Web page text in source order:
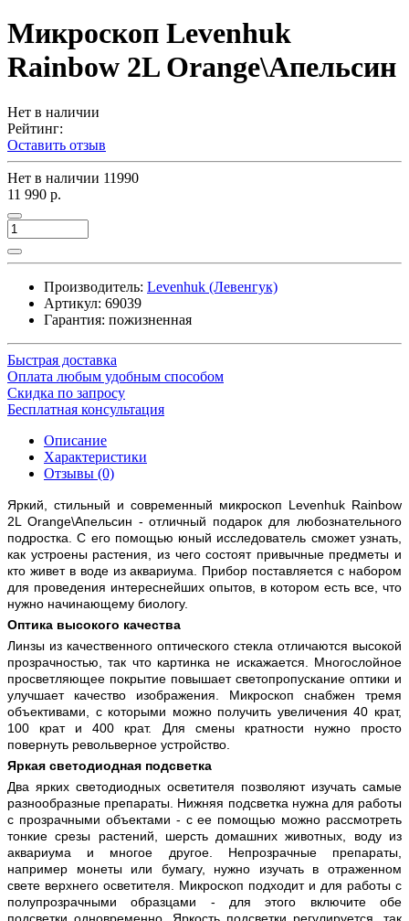
Микроскоп Levenhuk
Rainbow 2L Orange\Апельсин
Нет в наличии
Рейтинг:
Оставить отзыв
Нет в наличии 11990
11 990 р.
Производитель: Levenhuk (Левенгук)
Артикул: 69039
Гарантия: пожизненная
Быстрая доставка
Оплата любым удобным способом
Скидка по запросу
Бесплатная консультация
Описание
Характеристики
Отзывы (0)
Яркий, стильный и современный микроскоп Levenhuk Rainbow
2L Orange\Апельсин - отличный подарок для любознательного
подростка. С его помощью юный исследователь сможет узнать,
как устроены растения, из чего состоят привычные предметы и
кто живет в воде из аквариума. Прибор поставляется с набором
для проведения интереснейших опытов, в котором есть все, что
нужно начинающему биологу.
Оптика высокого качества
Линзы из качественного оптического стекла отличаются высокой
прозрачностью, так что картинка не искажается. Многослойное
просветляющее покрытие повышает светопропускание оптики и
улучшает качество изображения. Микроскоп снабжен тремя
объективами, с которыми можно получить увеличения 40 крат,
100 крат и 400 крат. Для смены кратности нужно просто
повернуть револьверное устройство.
Яркая светодиодная подсветка
Два ярких светодиодных осветителя позволяют изучать самые
разнообразные препараты. Нижняя подсветка нужна для работы
с прозрачными объектами - с ее помощью можно рассмотреть
тонкие срезы растений, шерсть домашних животных, воду из
аквариума и многое другое. Непрозрачные препараты,
например монеты или бумагу, нужно изучать в отраженном
свете верхнего осветителя. Микроскоп подходит и для работы с
полупрозрачными образцами - для этого включите обе